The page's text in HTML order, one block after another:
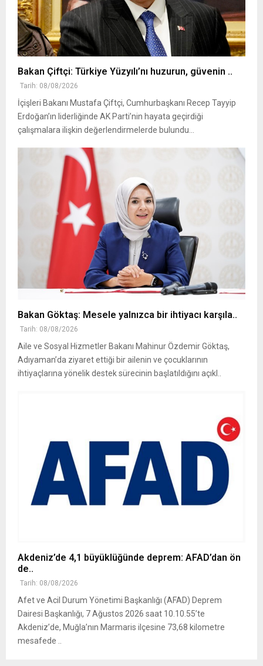
Bakan Çiftçi: Türkiye Yüzyılı’nı huzurun, güvenin ..
Tarih: 08/08/2026
İçişleri Bakanı Mustafa Çiftçi, Cumhurbaşkanı Recep Tayyip
Erdoğan’ın liderliğinde AK Parti’nin hayata geçirdiği
çalışmalara ilişkin değerlendirmelerde bulundu...
Bakan Göktaş: Mesele yalnızca bir ihtiyacı karşıla..
Tarih: 08/08/2026
Aile ve Sosyal Hizmetler Bakanı Mahinur Özdemir Göktaş,
Adıyaman’da ziyaret ettiği bir ailenin ve çocuklarının
ihtiyaçlarına yönelik destek sürecinin başlatıldığını açıkl..
Akdeniz’de 4,1 büyüklüğünde deprem: AFAD’dan ön
de..
Tarih: 08/08/2026
Afet ve Acil Durum Yönetimi Başkanlığı (AFAD) Deprem
Dairesi Başkanlığı, 7 Ağustos 2026 saat 10.10.55’te
Akdeniz’de, Muğla’nın Marmaris ilçesine 73,68 kilometre
mesafede ..